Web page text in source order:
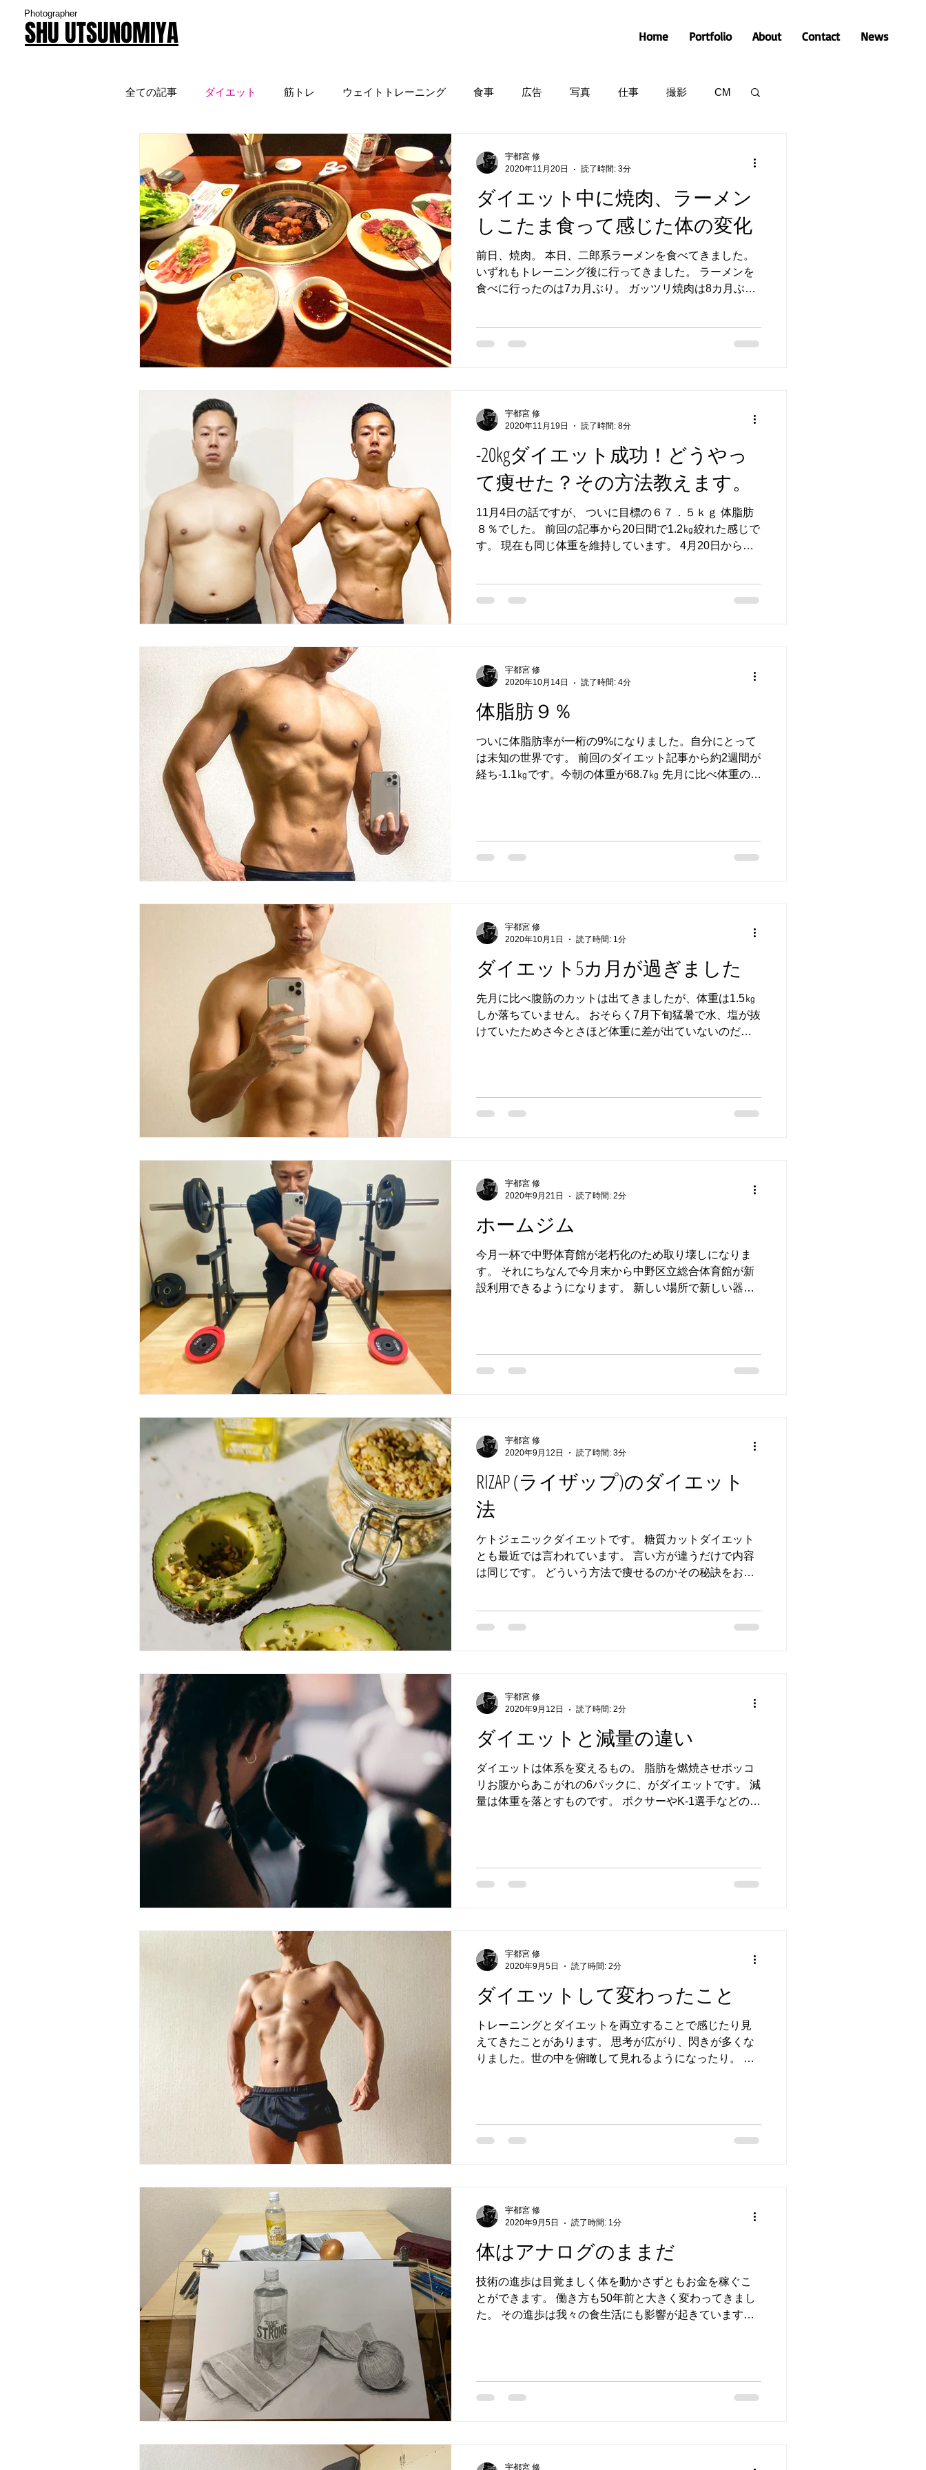
SHU UTSUNOMIYA
Photographer
Home Portfolio About Contact News
全ての記事 ダイエット 筋トレ ウェイトトレーニング 食事 広告 写真 仕事 撮影 CM
ダイエット中に焼肉、ラーメン
しこたま食って感じた体の変化
前日、焼肉。 本日、二郎系ラーメンを食べてきました。
いずれもトレーニング後に行ってきました。 ラーメンを
食べに行ったのは7カ月ぶり。 ガッツリ焼肉は8カ月ぶ
宇都宮 修
2020年11月20日
読了時間: 3分
-20kgダイエット成功！どうやっ
て痩せた？その方法教えます。
11月4日の話ですが、 ついに目標の６７．５ｋｇ 体脂肪
８％でした。 前回の記事から20日間で1.2㎏絞れた感じで
す。 現在も同じ体重を維持しています。 4月20日からダ
宇都宮 修
2020年11月19日
読了時間: 8分
体脂肪９％
ついに体脂肪率が一桁の9%になりました。自分にとって
は未知の世界です。 前回のダイエット記事から約2週間が
経ち-1.1㎏です。今朝の体重が68.7㎏ 先月に比べ体重の落
宇都宮 修
2020年10月14日
読了時間: 4分
ダイエット5カ月が過ぎました
先月に比べ腹筋のカットは出てきましたが、体重は1.5㎏
しか落ちていません。 おそらく7月下旬猛暑で水、塩が抜
けていたためさ今とさほど体重に差が出ていないのだと
宇都宮 修
2020年10月1日
読了時間: 1分
ホームジム
今月一杯で中野体育館が老朽化のため取り壊しになりま
す。 それにちなんで今月末から中野区立総合体育館が新
設利用できるようになります。 新しい場所で新しい器具
宇都宮 修
2020年9月21日
読了時間: 2分
RIZAP (ライザップ)のダイエット
法
ケトジェニックダイエットです。 糖質カットダイエット
とも最近では言われています。 言い方が違うだけで内容
は同じです。 どういう方法で痩せるのかその秘訣をお伝
宇都宮 修
2020年9月12日
読了時間: 3分
ダイエットと減量の違い
ダイエットは体系を変えるもの。 脂肪を燃焼させポッコ
リお腹からあこがれの6パックに、がダイエットです。 減
量は体重を落とすものです。 ボクサーやK-1選手などのフ
宇都宮 修
2020年9月12日
読了時間: 2分
ダイエットして変わったこと
トレーニングとダイエットを両立することで感じたり見
えてきたことがあります。 思考が広がり、閃きが多くな
りました。世の中を俯瞰して見れるようになったり。 生
宇都宮 修
2020年9月5日
読了時間: 2分
体はアナログのままだ
技術の進歩は目覚ましく体を動かさずともお金を稼ぐこ
とができます。 働き方も50年前と大きく変わってきまし
た。 その進歩は我々の食生活にも影響が起きています。
宇都宮 修
2020年9月5日
読了時間: 1分
宇都宮 修